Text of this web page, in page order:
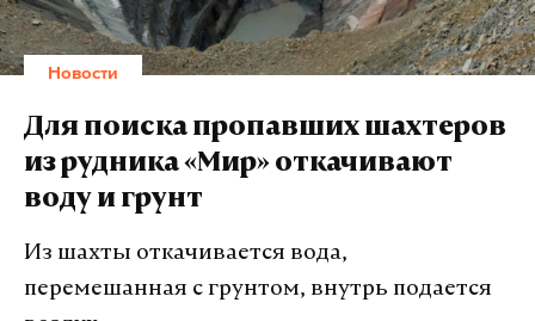
Новости
Для поиска пропавших шахтеров
из рудника «Мир» откачивают
воду и грунт
Из шахты откачивается вода,
перемешанная с грунтом, внутрь подается